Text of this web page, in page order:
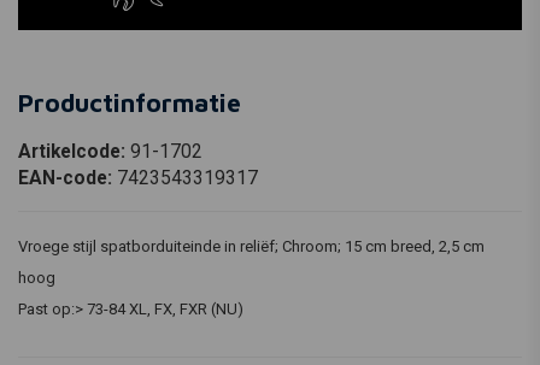
Productinformatie
Artikelcode: 91-1702
EAN-code: 7423543319317
Vroege stijl spatborduiteinde in reliëf; Chroom; 15 cm breed, 2,5 cm
hoog
Past op:> 73-84 XL, FX, FXR (NU)